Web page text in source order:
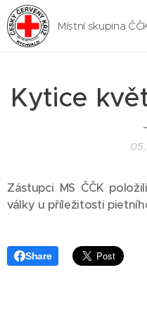
Místní skupina
Kytice
Zástupci MS ČČK
války u příležitosti
Share